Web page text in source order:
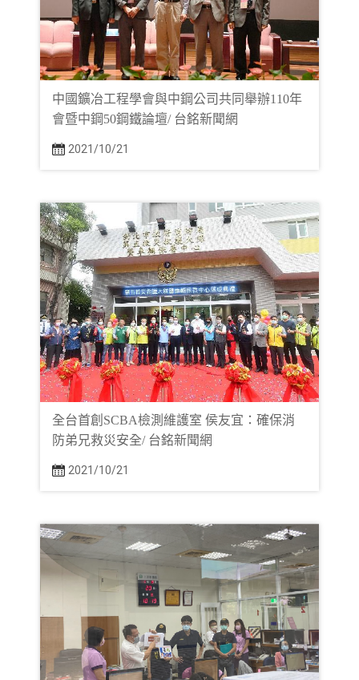
中國鑛冶工程學會與中鋼公司共同舉辦110年
會暨中鋼50鋼鐵論壇/ 台銘新聞網
2021/10/21
全台首創SCBA檢測維護室 侯友宜：確保消
防弟兄救災安全/ 台銘新聞網
2021/10/21